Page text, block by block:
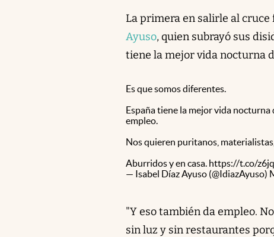
La primera en salirle al
Ayuso, quien subrayó sus
tiene la mejor vida nocturna
Es que somos diferentes.
España tiene la mejor vida nocturna
empleo.
Nos quieren puritanos,
Aburridos y en casa. https://t.co/
— Isabel Díaz Ayuso (@IdiazAyuso)
"Y eso también da empleo.
sin luz y sin restaurantes